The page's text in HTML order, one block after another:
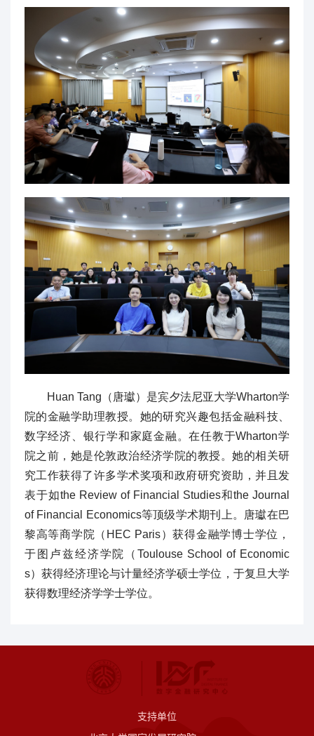
Huan Tang（唐瓛）是宾夕法尼亚大学Wharton学
院的金融学助理教授。她的研究兴趣包括金融科技、
数字经济、银行学和家庭金融。在任教于Wharton学
院之前，她是伦敦政治经济学院的教授。她的相关研
究工作获得了许多学术奖项和政府研究资助，并且发
表于如the Review of Financial Studies和the Journal
of Financial Economics等顶级学术期刊上。唐瓛在巴
黎高等商学院（HEC Paris）获得金融学博士学位，
于图卢兹经济学院（Toulouse School of Economic
s）获得经济理论与计量经济学硕士学位，于复旦大学
获得数理经济学学士学位。
支持单位